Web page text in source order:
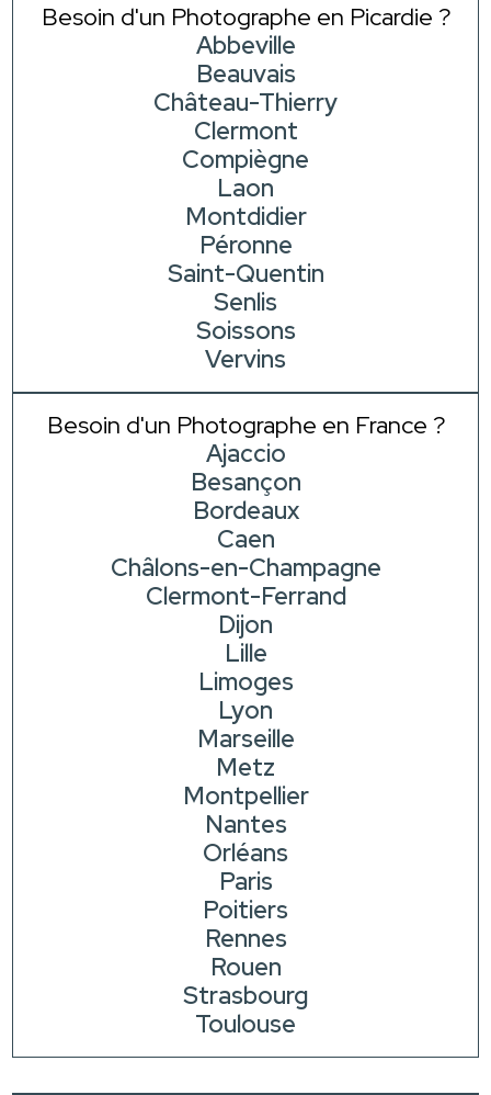
Besoin d'un Photographe en Picardie ?
Abbeville
Beauvais
Château-Thierry
Clermont
Compiègne
Laon
Montdidier
Péronne
Saint-Quentin
Senlis
Soissons
Vervins
Besoin d'un Photographe en France ?
Ajaccio
Besançon
Bordeaux
Caen
Châlons-en-Champagne
Clermont-Ferrand
Dijon
Lille
Limoges
Lyon
Marseille
Metz
Montpellier
Nantes
Orléans
Paris
Poitiers
Rennes
Rouen
Strasbourg
Toulouse